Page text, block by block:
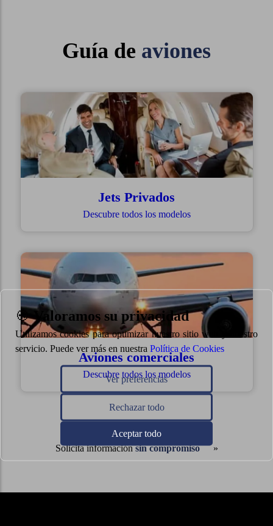
Guía de aviones
Jets Privados
Descubre todos los modelos
Aviones comerciales
Descubre todos los modelos
Solicita informaciónsin compromiso
🍪Valoramos su privacidad
Utilizamos cookies para optimizar nuestro sitio web y nuestro
servicio. Puede ver más en nuestra Política de Cookies
Ver preferencias
Rechazar todo
Aceptar todo